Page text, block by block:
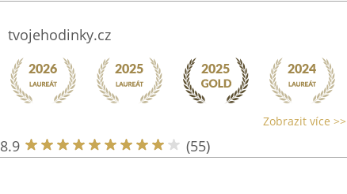
tvojehodinky.cz
Zobrazit více >>
8.9 (55)